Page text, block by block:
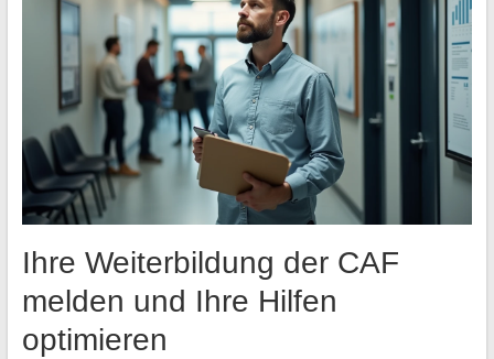
Ihre Weiterbildung der CAF
melden und Ihre Hilfen
optimieren